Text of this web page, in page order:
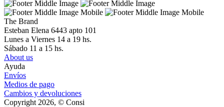
The Brand
Esteban Elena 6443 apto 101
Lunes a Viernes 14 a 19 hs.
Sábado 11 a 15 hs.
About us
Ayuda
Envíos
Medios de pago
Cambios y devoluciones
Copyright 2026, © Consi